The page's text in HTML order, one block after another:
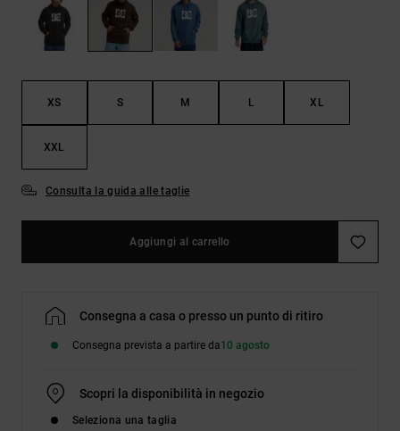
Borse e
zaini
risposte
alle
domande
frequenti e
modulo di
le FAQ
XS S M L XL
XXL
Consulta la guida alle taglie
Aggiungi al carrello
Consegna a casa o presso un punto di ritiro
Consegna prevista a partire da10 agosto
Scopri la disponibilità in negozio
Seleziona una taglia